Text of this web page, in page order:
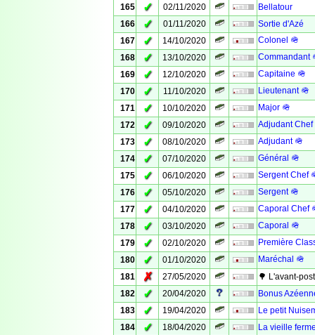
165
✓ 02/11/2020
Bellatour
166
✓ 01/11/2020
Sortie d'Azé
167
✓ 14/10/2020
Colonel 🪖
168
✓ 13/10/2020
Commandant
169
✓ 12/10/2020
Capitaine 🪖
170
✓ 11/10/2020
Lieutenant 🪖
171
✓ 10/10/2020
Major 🪖
172
✓ 09/10/2020
Adjudant Chef
173
✓ 08/10/2020
Adjudant 🪖
174
✓ 07/10/2020
Général 🪖
175
✓ 06/10/2020
Sergent Chef
176
✓ 05/10/2020
Sergent 🪖
177
✓ 04/10/2020
Caporal Chef
178
✓ 03/10/2020
Caporal 🪖
179
✓ 02/10/2020
Première
180
✓ 01/10/2020
Maréchal 🪖
181
✗ 27/05/2020
🌳 L'avant-
182
✓ 20/04/2020
Bonus
183
✓ 19/04/2020
Le petit
184
✓ 18/04/2020
La vieille